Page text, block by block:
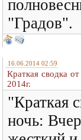
"Градов".
16.06.2014 02:59
Краткая сводка
2014г.
"Краткая
ночь: